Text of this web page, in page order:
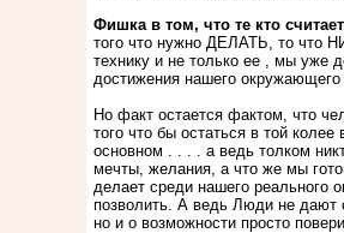
Фишка в том, что те кто
того что нужно ДЕЛАТЬ, то
технику и не только ее , мы уже
достижения нашего окружающего
Но факт остается фактом, что
того что бы остаться в той
основном . . . . а ведь толком
мечты, желания, а что же мы
делает среди нашего реального
позволить. А ведь Люди не дают
но и о возможности просто